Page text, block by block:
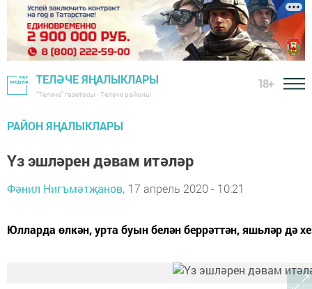
ТЕЛӘЧЕ ЯҢАЛЫКЛАРЫ
"Теләче" газетасы - Теләче районы
18+
РАЙОН ЯҢАЛЫКЛАРЫ
Үз эшләрен дәвам итәләр
Фәнил Нигъмәтҗанов, 17 апрель 2020 - 10:21
Юлларда өлкән, урта буын белән беррәттән, яшьләр дә